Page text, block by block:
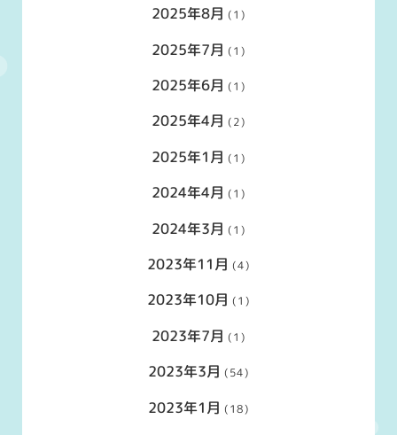
2025年8月 (1)
2025年7月 (1)
2025年6月 (1)
2025年4月 (2)
2025年1月 (1)
2024年4月 (1)
2024年3月 (1)
2023年11月 (4)
2023年10月 (1)
2023年7月 (1)
2023年3月 (54)
2023年1月 (18)